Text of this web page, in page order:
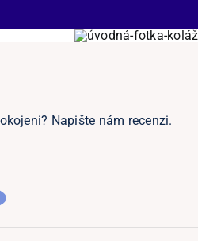
Napište nám recenzi.